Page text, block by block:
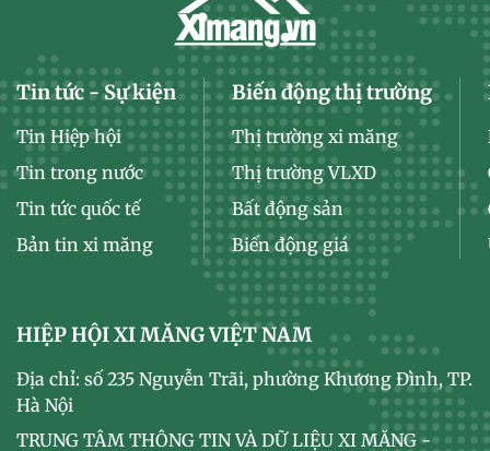
Tin tức - Sự kiện
Tin Hiệp hội
Tin trong nước
Tin tức quốc tế
Bản tin xi măng
Biến động thị trường
Thị trường xi măng
Thị trường VLXD
Bất động sản
Biến động giá
HIỆP HỘI XI MĂNG VIỆT NAM
Địa chỉ: số 235 Nguyễn Trãi, phường Khương Đình, TP.
Hà Nội
TRUNG TÂM THÔNG TIN VÀ DỮ LIỆU XI MĂNG -